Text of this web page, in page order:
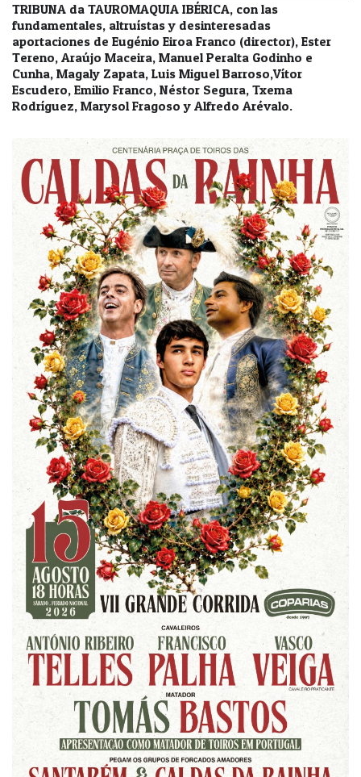
TRIBUNA da TAUROMAQUIA IBÉRICA, con las
fundamentales, altruístas y desinteresadas
aportaciones de Eugénio Eiroa Franco (director), Ester
Tereno, Araújo Maceira, Manuel Peralta Godinho e
Cunha, Magaly Zapata, Luis Miguel Barroso,Vítor
Escudero, Emilio Franco, Néstor Segura, Txema
Rodríguez, Marysol Fragoso y Alfredo Arévalo.